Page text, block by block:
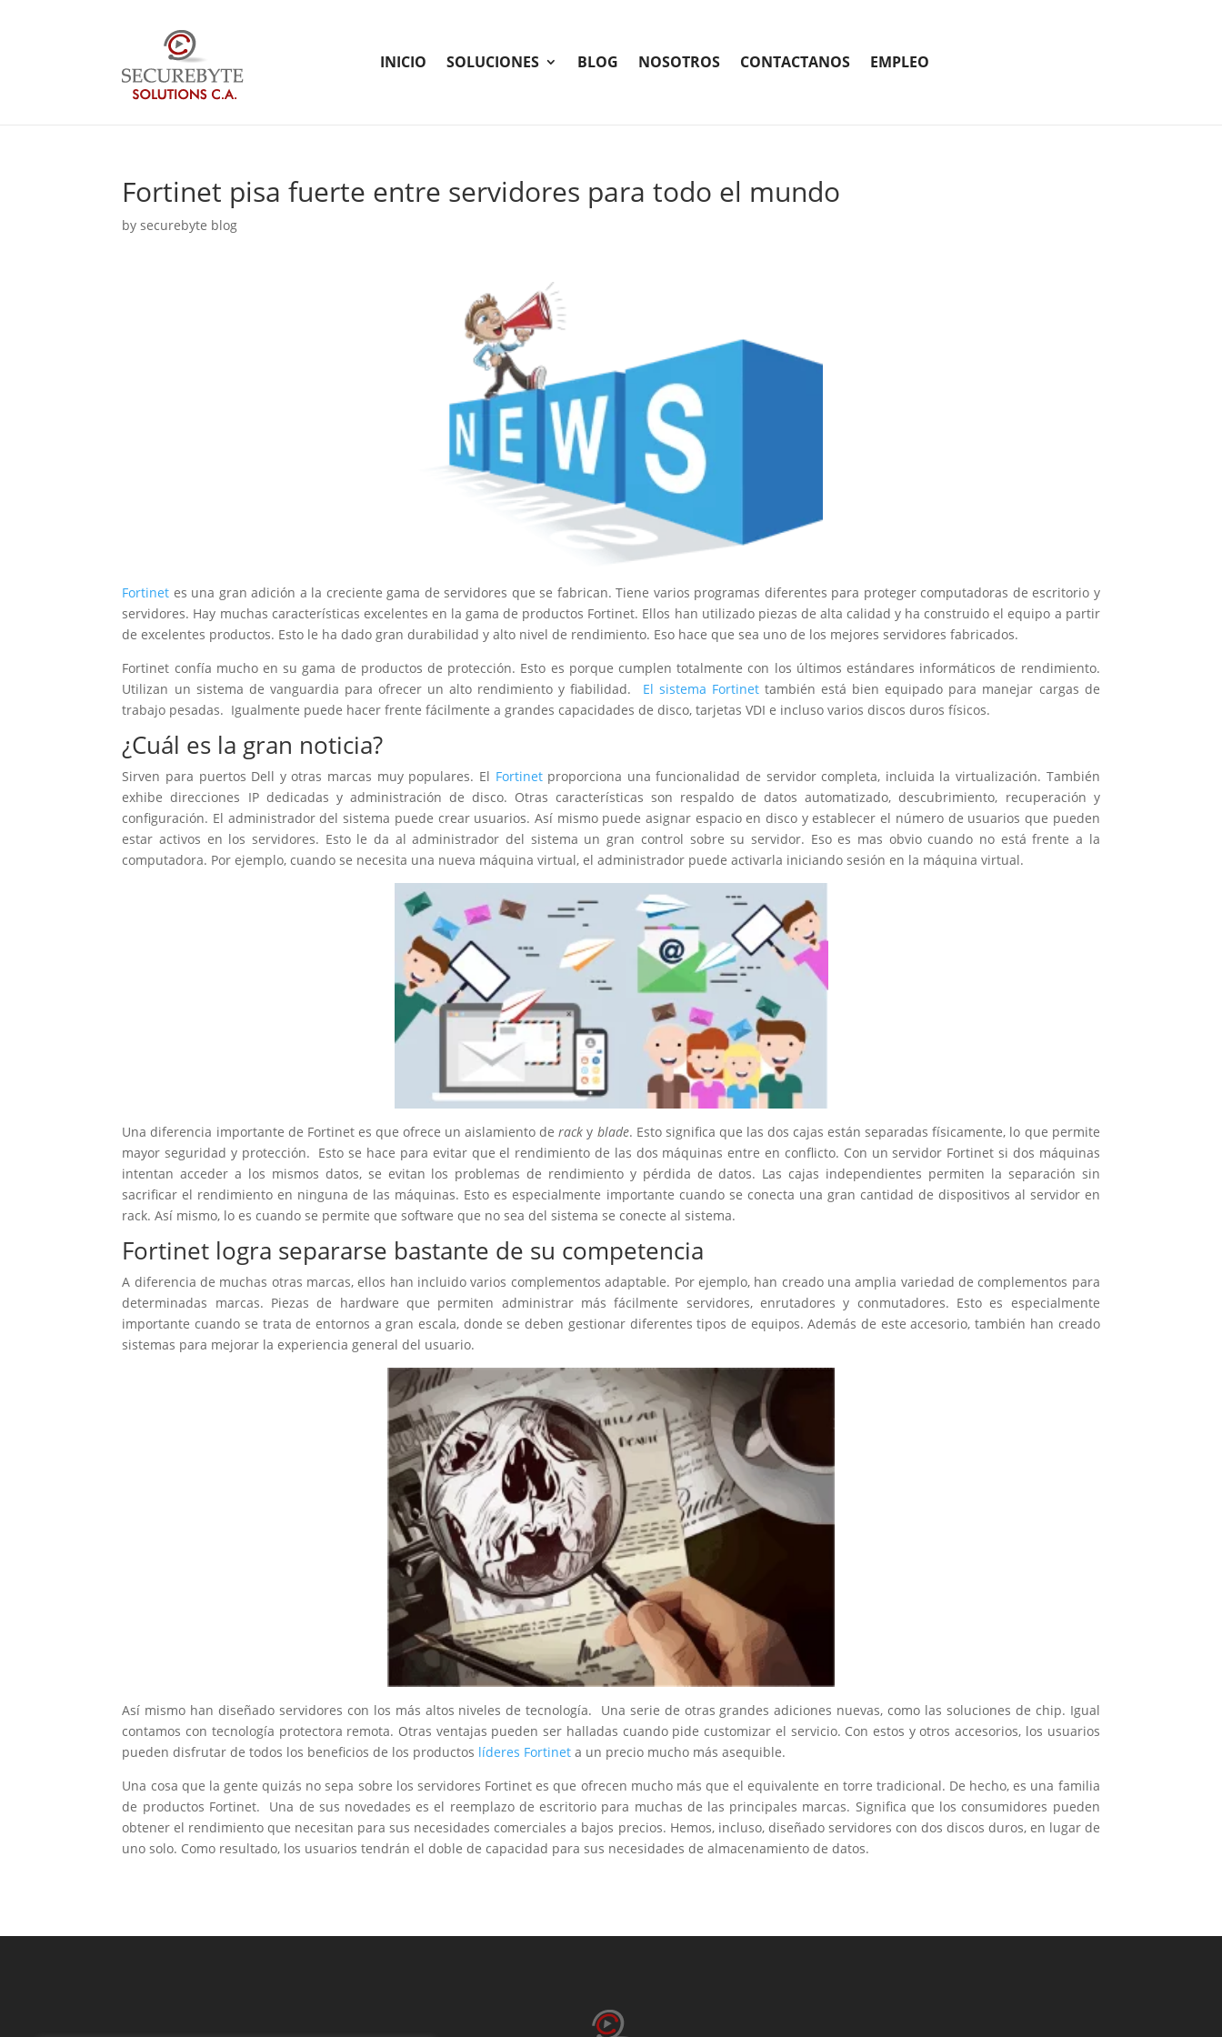
INICIO SOLUCIONES BLOG NOSOTROS CONTACTANOS EMPLEO
Fortinet pisa fuerte entre servidores para todo el mundo
bysecurebyte blog
Fortinet es una gran adición a la creciente gama de servidores que se fabrican. Tiene varios programas diferentes para proteger computadoras de escritorio y
servidores. Hay muchas características excelentes en la gama de productos Fortinet. Ellos han utilizado piezas de alta calidad y ha construido el equipo a partir
de excelentes productos. Esto le ha dado gran durabilidad y alto nivel de rendimiento. Eso hace que sea uno de los mejores servidores fabricados.
Fortinet confía mucho en su gama de productos de protección. Esto es porque cumplen totalmente con los últimos estándares informáticos de rendimiento.
Utilizan un sistema de vanguardia para ofrecer un alto rendimiento y fiabilidad. El sistema Fortinettambién está bien equipado para manejar cargas de
trabajo pesadas. Igualmente puede hacer frente fácilmente a grandes capacidades de disco, tarjetas VDI e incluso varios discos duros físicos.
¿Cuál es la gran noticia?
Sirven para puertos Dell y otras marcas muy populares. El Fortinetproporciona una funcionalidad de servidor completa, incluida la virtualización. También
exhibe direcciones IP dedicadas y administración de disco. Otras características son respaldo de datos automatizado, descubrimiento, recuperación y
configuración. El administrador del sistema puede crear usuarios. Así mismo puede asignar espacio en disco y establecer el número de usuarios que pueden
estar activos en los servidores. Esto le da al administrador del sistema un gran control sobre su servidor. Eso es mas obvio cuando no está frente a la
computadora. Por ejemplo, cuando se necesita una nueva máquina virtual, el administrador puede activarla iniciando sesión en la máquina virtual.
Una diferencia importante de Fortinet es que ofrece un aislamiento derack y blade. Esto significa que las dos cajas están separadas físicamente, lo que permite
mayor seguridad y protección. Esto se hace para evitar que el rendimiento de las dos máquinas entre en conflicto. Con un servidor Fortinet si dos máquinas
intentan acceder a los mismos datos, se evitan los problemas de rendimiento y pérdida de datos. Las cajas independientes permiten la separación sin
sacrificar el rendimiento en ninguna de las máquinas. Esto es especialmente importante cuando se conecta una gran cantidad de dispositivos al servidor en
rack. Así mismo, lo es cuando se permite que software que no sea del sistema se conecte al sistema.
Fortinet logra separarse bastante de su competencia
A diferencia de muchas otras marcas, ellos han incluido varios complementos adaptable. Por ejemplo, han creado una amplia variedad de complementos para
determinadas marcas. Piezas de hardware que permiten administrar más fácilmente servidores, enrutadores y conmutadores. Esto es especialmente
importante cuando se trata de entornos a gran escala, donde se deben gestionar diferentes tipos de equipos. Además de este accesorio, también han creado
sistemas para mejorar la experiencia general del usuario.
Así mismo han diseñado servidores con los más altos niveles de tecnología. Una serie de otras grandes adiciones nuevas, como las soluciones de chip. Igual
contamos con tecnología protectora remota. Otras ventajas pueden ser halladas cuando pide customizar el servicio. Con estos y otros accesorios, los usuarios
pueden disfrutar de todos los beneficios de los productos líderes Fortinet a un precio mucho más asequible.
Una cosa que la gente quizás no sepa sobre los servidores Fortinet es que ofrecen mucho más que el equivalente en torre tradicional. De hecho, es una familia
de productos Fortinet. Una de sus novedades es el reemplazo de escritorio para muchas de las principales marcas. Significa que los consumidores pueden
obtener el rendimiento que necesitan para sus necesidades comerciales a bajos precios. Hemos, incluso, diseñado servidores con dos discos duros, en lugar de
uno solo. Como resultado, los usuarios tendrán el doble de capacidad para sus necesidades de almacenamiento de datos.